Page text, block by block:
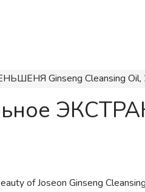
Ginseng Cleansing Oil,
of Joseon Ginseng